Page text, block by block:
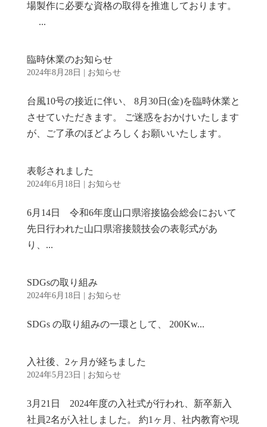
場製作に必要な資格の取得を推進しております。
...
臨時休業のお知らせ
2024年8月28日 お知らせ
台風10号の接近に伴い、 8月30日(金)を臨時休業と
させていただきます。 ご迷惑をおかけいたします
が、ご了承のほどよろしくお願いいたします。
表彰されました
2024年6月18日 お知らせ
6月14日 令和6年度山口県溶接協会総会において
先日行われた山口県溶接競技会の表彰式があ
り、...
SDGsの取り組み
2024年6月18日 お知らせ
SDGs の取り組みの一環として、 200Kw...
入社後、2ヶ月が経ちました
2024年5月23日 お知らせ
3月21日 2024年度の入社式が行われ、新卒新入
社員2名が入社しました。 約1ヶ月、社内教育や現